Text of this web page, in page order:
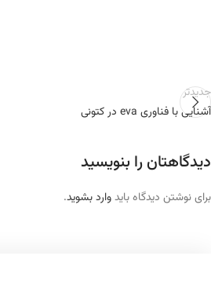
جدیدتر
آشنایی با فناوری eva در کتونی
دیدگاهتان را بنویسید
برای نوشتن دیدگاه بایدوارد بشوید.